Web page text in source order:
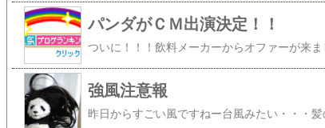
パンダがＣＭ出演決定！！
強風注意報